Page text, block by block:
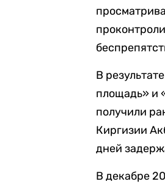
В
площадь» и
получили
Киргизии
дней
В декабре